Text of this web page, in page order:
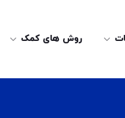
روش های کمک